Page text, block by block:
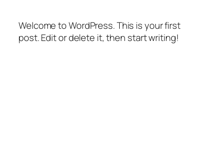
Welcome to WordPress. This is your first
post. Edit or delete it, then start writing!